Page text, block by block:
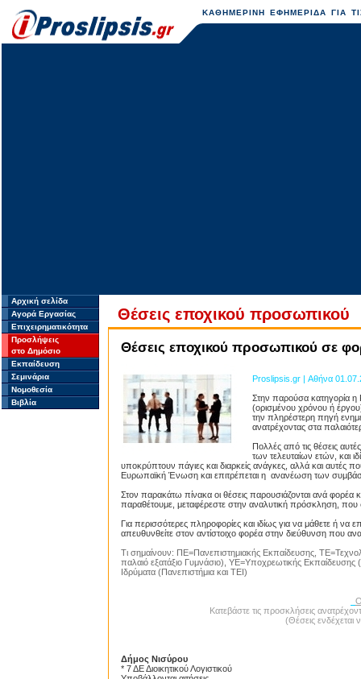
ΚΑΘΗΜΕΡΙΝΗ ΕΦΗΜΕΡΙΔΑ ΓΙΑ
Αρχική σελίδα
Αγορά Εργασίας
Επιχειρηματικότητα
Προσλήψεις
στο Δημόσιο
Εκπαίδευση
Σεμινάρια
Νομοθεσία
Βιβλία
Θέσεις εποχικού προσωπικού
Θέσεις εποχικού προσωπικού σε
Proslipsis.gr | Αθήνα
Στην παρούσα κατηγορία η
(ορισμένου χρόνου ή
την πληρέστερη πηγή
ανατρέχοντας στα
Πολλές από τις θέσεις
των τελευταίων ετών, και
υποκρύπτουν πάγιες και διαρκείς ανάγκες, αλλά και αυτές
Ευρωπαϊκή Ένωση και επιτρέπεται η ανανέωση των
Στον παρακάτω πίνακα οι θέσεις παρουσιάζονται ανά φορέα
παραθέτουμε, μεταφέρεστε στην αναλυτική πρόσκληση, που
Για περισσότερες πληροφορίες και ιδίως για να μάθετε ή
απευθυνθείτε στον αντίστοιχο φορέα στην διεύθυνση που
Τι σημαίνουν: ΠΕ=Πανεπιστημιακής Εκπαίδευσης,
παλαιό εξατάξιο Γυμνάσιο), ΥΕ=Υποχρεωτικής Εκπαίδευσης
Ιδρύματα (Πανεπιστήμια και ΤΕΙ)
Κατεβάστε τις προσκλήσεις
(Θέσεις ενδέχεται
Δήμος Νισύρου
* 7 ΔΕ Διοικητικού Λογιστικού